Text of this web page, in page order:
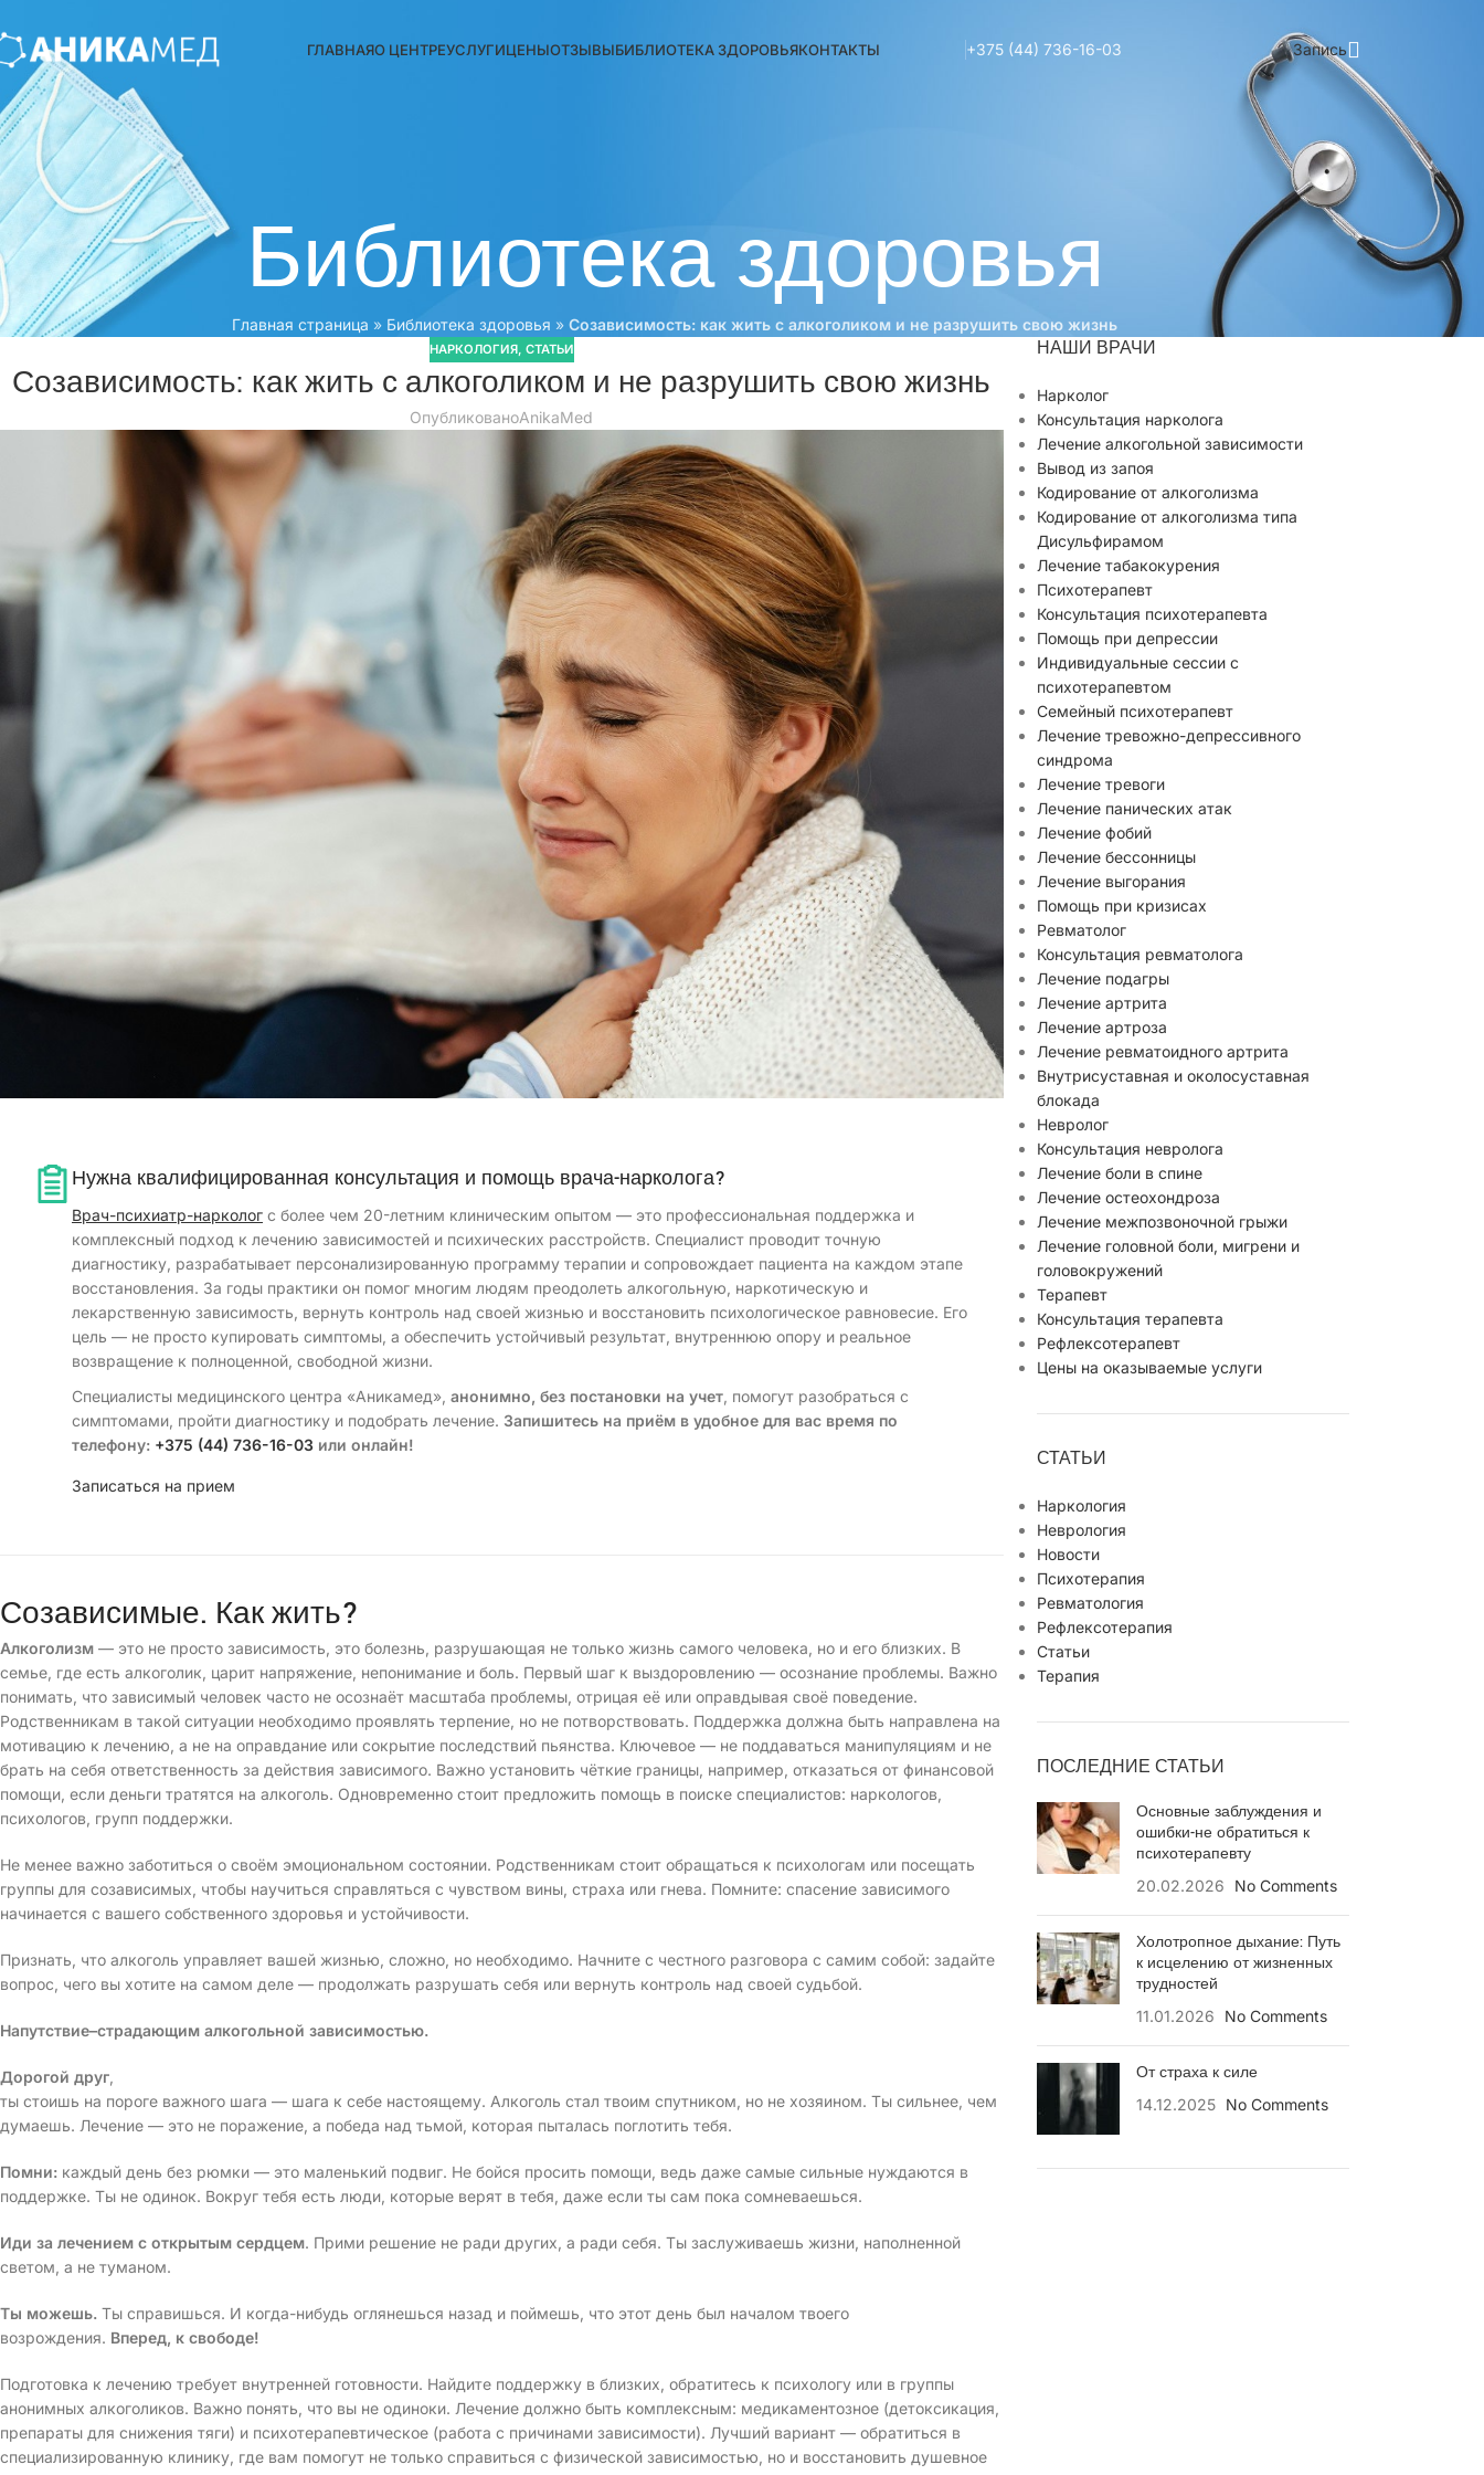
ГЛАВНАЯО ЦЕНТРЕУСЛУГИЦЕНЫОТЗЫВЫБИБЛИОТЕКА ЗДОРОВЬЯКОНТАКТЫ +375 (44) 736-16-03 Запись
Библиотека здоровья
Главная страница » Библиотека здоровья » Созависимость: как жить с алкоголиком и не разрушить свою жизнь
НАРКОЛОГИЯ, СТАТЬИ
Созависимость: как жить с алкоголиком и не разрушить свою жизнь
ОпубликованоAnikaMed
Нужна квалифицированная консультация и помощь врача-нарколога?
Врач-психиатр-нарколог с более чем 20-летним клиническим опытом — это профессиональная поддержка и
комплексный подход к лечению зависимостей и психических расстройств. Специалист проводит точную
диагностику, разрабатывает персонализированную программу терапии и сопровождает пациента на каждом этапе
восстановления. За годы практики он помог многим людям преодолеть алкогольную, наркотическую и
лекарственную зависимость, вернуть контроль над своей жизнью и восстановить психологическое равновесие. Его
цель — не просто купировать симптомы, а обеспечить устойчивый результат, внутреннюю опору и реальное
возвращение к полноценной, свободной жизни.
Специалисты медицинского центра «Аникамед», анонимно, без постановки на учет , помогут разобраться с
симптомами, пройти диагностику и подобрать лечение. Запишитесь на приём в удобное для вас время по
телефону: +375 (44) 736-16-03 или онлайн!
Записаться на прием
Созависимые. Как жить?
Алкоголизм — это не просто зависимость, это болезнь, разрушающая не только жизнь самого человека, но и его близких. В
семье, где есть алкоголик, царит напряжение, непонимание и боль. Первый шаг к выздоровлению — осознание проблемы. Важно
понимать, что зависимый человек часто не осознаёт масштаба проблемы, отрицая её или оправдывая своё поведение.
Родственникам в такой ситуации необходимо проявлять терпение, но не потворствовать. Поддержка должна быть направлена на
мотивацию к лечению, а не на оправдание или сокрытие последствий пьянства. Ключевое — не поддаваться манипуляциям и не
брать на себя ответственность за действия зависимого. Важно установить чёткие границы, например, отказаться от финансовой
помощи, если деньги тратятся на алкоголь. Одновременно стоит предложить помощь в поиске специалистов: наркологов,
психологов, групп поддержки.
Не менее важно заботиться о своём эмоциональном состоянии. Родственникам стоит обращаться к психологам или посещать
группы для созависимых, чтобы научиться справляться с чувством вины, страха или гнева. Помните: спасение зависимого
начинается с вашего собственного здоровья и устойчивости.
Признать, что алкоголь управляет вашей жизнью, сложно, но необходимо. Начните с честного разговора с самим собой: задайте
вопрос, чего вы хотите на самом деле — продолжать разрушать себя или вернуть контроль над своей судьбой.
Напутствие–страдающим алкогольной зависимостью.
Дорогой друг
ты стоишь на пороге важного шага — шага к себе настоящему. Алкоголь стал твоим спутником, но не хозяином. Ты сильнее, чем
думаешь. Лечение — это не поражение, а победа над тьмой, которая пыталась поглотить тебя.
Помни: каждый день без рюмки — это маленький подвиг. Не бойся просить помощи, ведь даже самые сильные нуждаются в
поддержке. Ты не одинок. Вокруг тебя есть люди, которые верят в тебя, даже если ты сам пока сомневаешься.
Иди за лечением с открытым сердцем. Прими решение не ради других, а ради себя. Ты заслуживаешь жизни, наполненной
светом, а не туманом.
Ты можешь. Ты справишься. И когда-нибудь оглянешься назад и поймешь, что этот день был началом твоего
возрождения. Вперед, к свободе!
Подготовка к лечению требует внутренней готовности. Найдите поддержку в близких, обратитесь к психологу или в группы
анонимных алкоголиков. Важно понять, что вы не одиноки. Лечение должно быть комплексным: медикаментозное (детоксикация,
препараты для снижения тяги) и психотерапевтическое (работа с причинами зависимости). Лучший вариант — обратиться в
специализированную клинику, где вам помогут не только справиться с физической зависимостью, но и восстановить душевное
НАШИ ВРАЧИ
Нарколог
Консультация нарколога
Лечение алкогольной зависимости
Вывод из запоя
Кодирование от алкоголизма
Кодирование от алкоголизма типа
Дисульфирамом
Лечение табакокурения
Психотерапевт
Консультация психотерапевта
Помощь при депрессии
Индивидуальные сессии с
психотерапевтом
Семейный психотерапевт
Лечение тревожно-депрессивного
синдрома
Лечение тревоги
Лечение панических атак
Лечение фобий
Лечение бессонницы
Лечение выгорания
Помощь при кризисах
Ревматолог
Консультация ревматолога
Лечение подагры
Лечение артрита
Лечение артроза
Лечение ревматоидного артрита
Внутрисуставная и околосуставная
блокада
Невролог
Консультация невролога
Лечение боли в спине
Лечение остеохондроза
Лечение межпозвоночной грыжи
Лечение головной боли, мигрени и
головокружений
Терапевт
Консультация терапевта
Рефлексотерапевт
Цены на оказываемые услуги
СТАТЬИ
Наркология
Неврология
Новости
Психотерапия
Ревматология
Рефлексотерапия
Статьи
Терапия
ПОСЛЕДНИЕ СТАТЬИ
Основные заблуждения и
ошибки-не обратиться к
психотерапевту
20.02.2026 No Comments
Холотропное дыхание: Путь
к исцелению от жизненных
трудностей
11.01.2026 No Comments
От страха к силе
14.12.2025 No Comments